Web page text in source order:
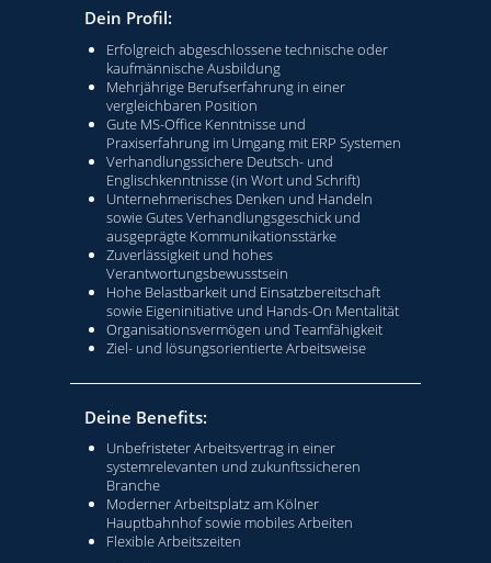
Dein Profil:
Erfolgreich abgeschlossene technische oder
kaufmännische Ausbildung
Mehrjährige Berufserfahrung in einer
vergleichbaren Position
Gute MS-Office Kenntnisse und
Praxiserfahrung im Umgang mit ERP Systemen
Verhandlungssichere Deutsch- und
Englischkenntnisse (in Wort und Schrift)
Unternehmerisches Denken und Handeln
sowie Gutes Verhandlungsgeschick und
ausgeprägte Kommunikationsstärke
Zuverlässigkeit und hohes
Verantwortungsbewusstsein
Hohe Belastbarkeit und Einsatzbereitschaft
sowie Eigeninitiative und Hands-On Mentalität
Organisationsvermögen und Teamfähigkeit
Ziel- und lösungsorientierte Arbeitsweise
Deine Benefits:
Unbefristeter Arbeitsvertrag in einer
systemrelevanten und zukunftssicheren
Branche
Moderner Arbeitsplatz am Kölner
Hauptbahnhof sowie mobiles Arbeiten
Flexible Arbeitszeiten